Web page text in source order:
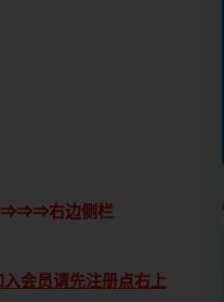
右边侧栏
入会员请先注册点右上